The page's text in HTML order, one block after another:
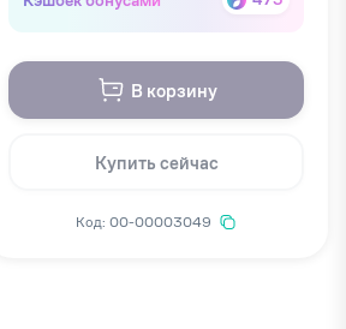
В корзину
Купить сейчас
Код: 00-00003049